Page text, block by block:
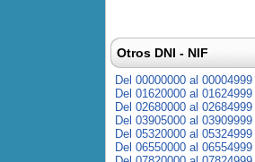
Otros DNI - NIF
Del 00000000 al 00004999
Del 01620000 al 01624999
Del 02680000 al 02684999
Del 03905000 al 03909999
Del 05320000 al 05324999
Del 06550000 al 06554999